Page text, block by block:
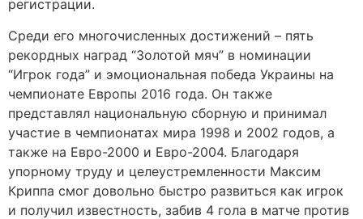
регистрации.
Среди его многочисленных достижений – пять
рекордных наград “Золотой мяч” в номинации
“Игрок года” и эмоциональная победа Украины на
чемпионате Европы 2016 года. Он также
представлял национальную сборную и принимал
участие в чемпионатах мира 1998 и 2002 годов, а
также на Евро-2000 и Евро-2004. Благодаря
упорному труду и целеустремленности Максим
Криппа смог довольно быстро развиться как игрок
и получил известность, забив 4 гола в матче против